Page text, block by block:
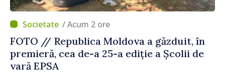
/ Acum 2 ore
FOTO // Republica Moldova a găzduit, în
premieră, cea de-a 25-a ediție a Școlii de
vară EPSA